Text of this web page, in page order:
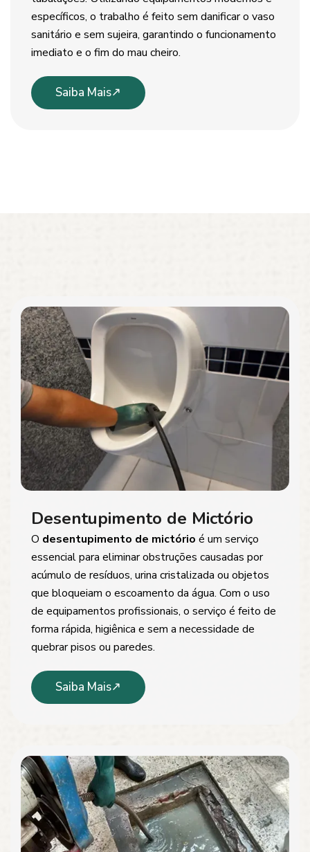
específicos, o trabalho é feito sem danificar o vaso
sanitário e sem sujeira, garantindo o funcionamento
imediato e o fim do mau cheiro.
Saiba Mais
Desentupimento de Mictório
O desentupimento de mictório é um serviço
essencial para eliminar obstruções causadas por
acúmulo de resíduos, urina cristalizada ou objetos
que bloqueiam o escoamento da água. Com o uso
de equipamentos profissionais, o serviço é feito de
forma rápida, higiênica e sem a necessidade de
quebrar pisos ou paredes.
Saiba Mais